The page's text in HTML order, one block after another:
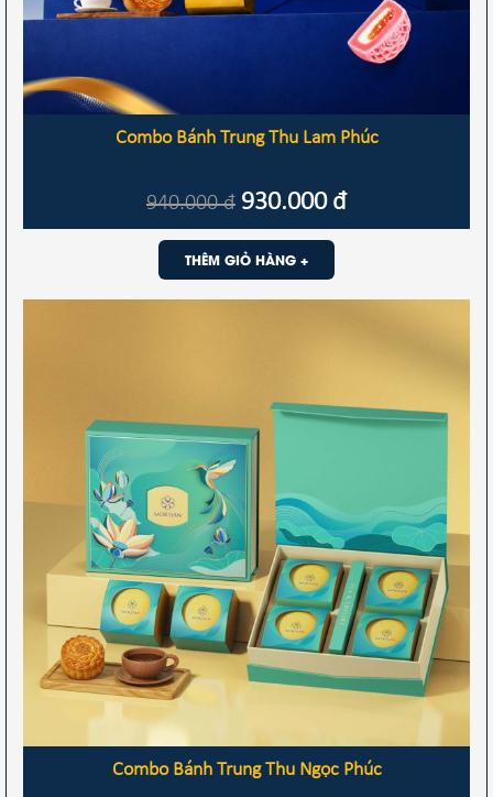
Combo Bánh Trung Thu Lam Phúc
940.000đ 930.000 đ
THÊM GIỎ HÀNG +
Combo Bánh Trung Thu Ngọc Phúc